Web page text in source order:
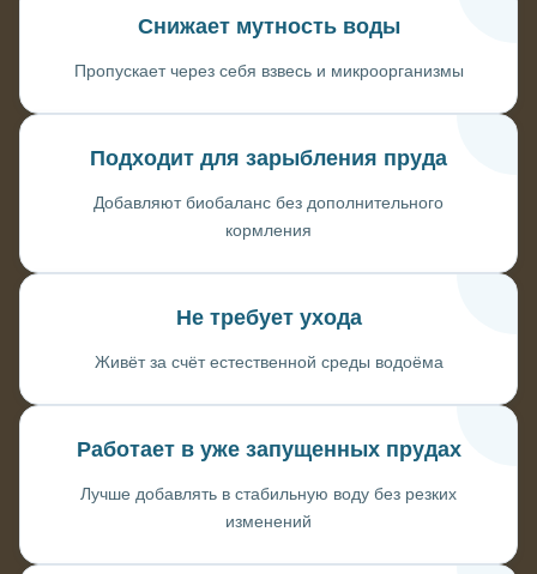
Снижает мутность воды
Пропускает через себя взвесь и микроорганизмы
Подходит для зарыбления пруда
Добавляют биобаланс без дополнительного
кормления
Не требует ухода
Живёт за счёт естественной среды водоёма
Работает в уже запущенных прудах
Лучше добавлять в стабильную воду без резких
изменений